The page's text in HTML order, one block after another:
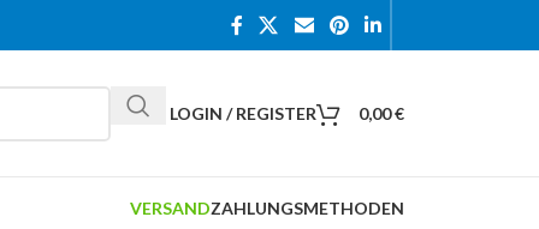
LOGIN / REGISTER 0,00€
VERSANDZAHLUNGSMETHODEN